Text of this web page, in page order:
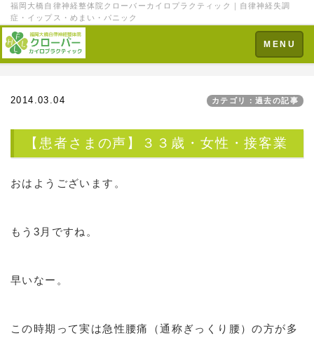
福岡大橋自律神経整体院クローバーカイロプラクティック｜自律神経失調
症・イップス・めまい・パニック
Toggle
navigation
MENU
2014.03.04 カテゴリ：過去の記事
【患者さまの声】３３歳・女性・接客業
おはようございます。
もう3月ですね。
早いなー。
この時期って実は急性腰痛（通称ぎっくり腰）の方が多